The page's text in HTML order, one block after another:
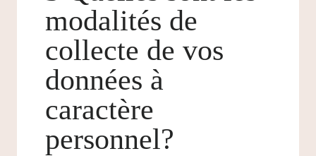
modalités de
collecte de vos
données à
caractère
personnel?